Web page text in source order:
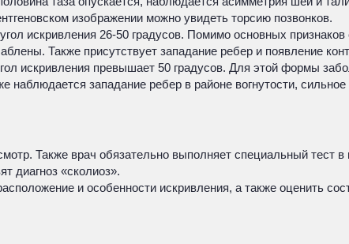
изображении можно увидеть торсию позвонков.
искривления 26-50 градусов. Помимо основных
Также присутствует западание ребер и появление
искривления превышает 50 градусов. Для этой формы
наблюдается западание ребер в районе вогнутости,
Также врач обязательно выполняет специальный тест
диагноз «сколиоз».
и особенности искривления, а также оценить